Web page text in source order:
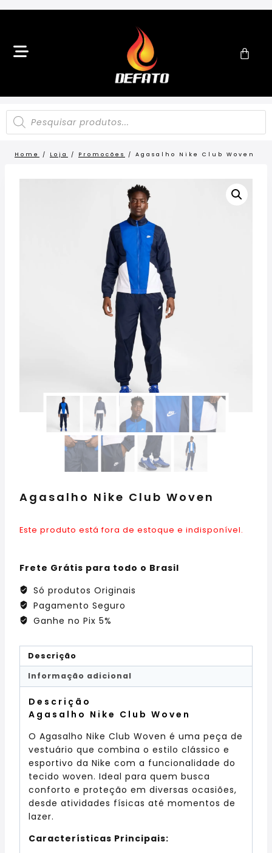
Home / Loja / Promocões / Agasalho Nike Club Woven
Agasalho Nike Club Woven
Este produto está fora de estoque e indisponível.
Frete Grátis para todo o Brasil
Só produtos Originais
Pagamento Seguro
Ganhe no Pix 5%
Descrição
Informação adicional
Descrição
Agasalho Nike Club Woven
O Agasalho Nike Club Woven é uma peça de
vestuário que combina o estilo clássico e
esportivo da Nike com a funcionalidade do
tecido woven. Ideal para quem busca
conforto e proteção em diversas ocasiões,
desde atividades físicas até momentos de
lazer.
Características Principais: